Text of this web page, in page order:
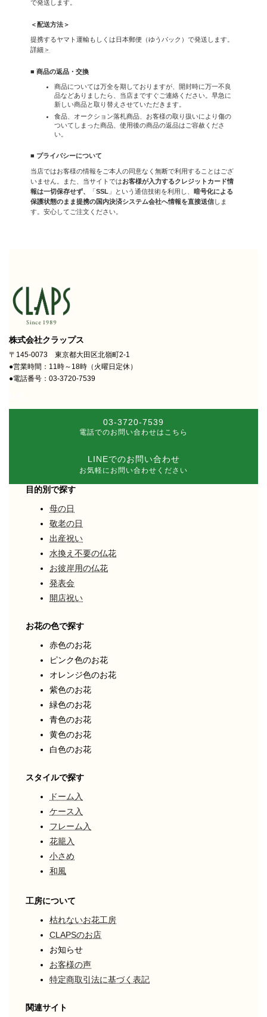
で発送します。
＜配送方法＞
提携するヤマト運輸もしくは日本郵便（ゆうパック）で発送します。
詳細＞
■ 商品の返品・交換
商品については万全を期しておりますが、開封時に万一不良
品などありましたら、当店まですぐご連絡ください。早急に
新しい商品と取り替えさせていただきます。
食品、オークション落札商品、お客様の取り扱いにより傷の
ついてしまった商品、使用後の商品の返品はご容赦くださ
い。
■ プライバシーについて
当店ではお客様の情報をご本人の同意なく無断で利用することはござ
いません。また、当サイトではお客様が入力するクレジットカード情
報は一切保存せず、
「SSL 」という通信技術を利用し、 暗号化による
保護状態のまま提携の国内決済システム会社へ情報を直接送信しま
す。安心してご注文ください。
株式会社クラップス
〒145-0073 東京都大田区北嶺町2-1
●営業時間：11時～18時（火曜日定休）
●電話番号：03-3720-7539
03-3720-7539
電話でのお問い合わせはこちら
LINEでのお問い合わせ
お気軽にお問い合わせください
目的別で探す
母の日
敬老の日
出産祝い
水換え不要の仏花
お彼岸用の仏花
発表会
開店祝い
お花の色で探す
赤色のお花
ピンク色のお花
オレンジ色のお花
紫色のお花
緑色のお花
青色のお花
黄色のお花
白色のお花
スタイルで探す
ドーム入
ケース入
フレーム入
花籠入
小さめ
和風
工房について
枯れないお花工房
CLAPSのお店
お知らせ
お客様の声
特定商取引法に基づく表記
関連サイト